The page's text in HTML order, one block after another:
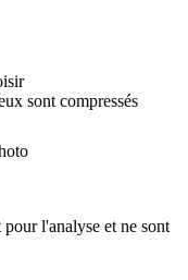
sont compressés
l'analyse et ne sont